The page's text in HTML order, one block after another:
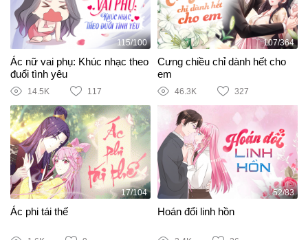
115/100
Ác nữ vai phụ: Khúc nhạc theo
đuổi tình yêu
14.5K 117
107/364
Cưng chiều chỉ dành hết cho
em
46.3K 327
17/104
Ác phi tái thế
52/83
Hoán đổi linh hồn